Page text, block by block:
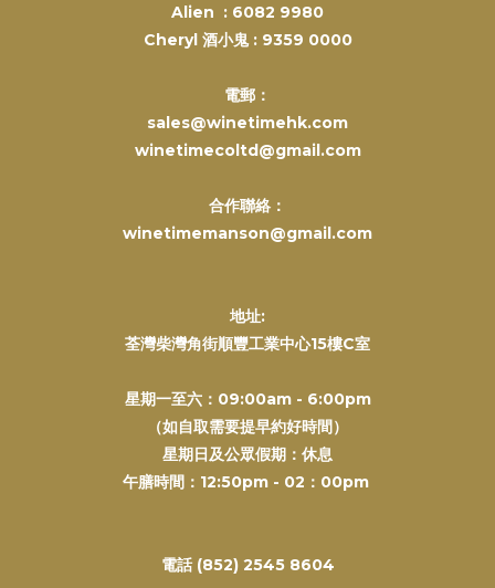
Alien : 6082 9980
Cheryl 酒小鬼 : 9359 0000
電郵：
sales@winetimehk.com
winetimecoltd@gmail.com
合作聯絡：
winetimemanson@gmail.com
地址:
荃灣柴灣角街順豐工業中心15樓C室
星期一至六：09:00am - 6:00pm
（如自取需要提早約好時間）
星期日及公眾假期：休息
午膳時間：12:50pm - 02：00pm
電話 (852) 2545 8604